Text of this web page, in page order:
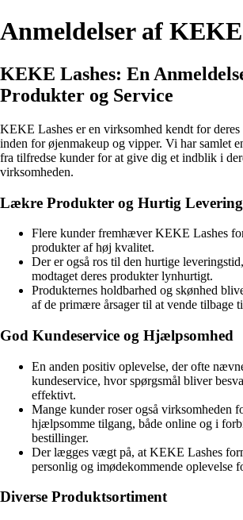
Anmeldelser af
KEKE Lashes: En
Produkter og Service
KEKE Lashes er en virksomhed kendt for
inden for øjenmakeup og vipper. Vi har samlet
fra tilfredse kunder for at give dig et indblik i
virksomheden.
Lækre Produkter og Hurtig Levering
Flere kunder fremhæver KEKE Lashes
produkter af høj kvalitet.
Der er også ros til den hurtige
modtaget deres produkter lynhurtigt.
Produkternes holdbarhed og skønhed
af de primære årsager til at vende tilbage
God Kundeservice og Hjælpsomhed
En anden positiv oplevelse, der ofte
kundeservice, hvor spørgsmål bliver
effektivt.
Mange kunder roser også virksomheden
hjælpsomme tilgang, både online og i
bestillinger.
Der lægges vægt på, at KEKE Lashes
personlig og imødekommende oplevelse
Diverse Produktsortiment